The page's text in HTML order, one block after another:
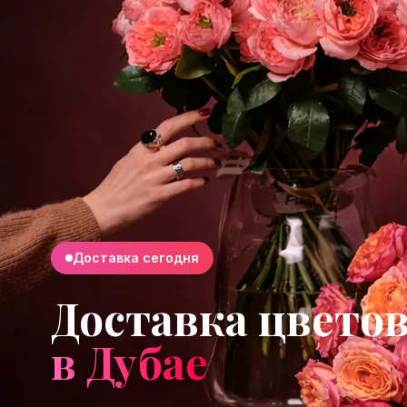
Доставка сегодня
Доставка
в Дубае